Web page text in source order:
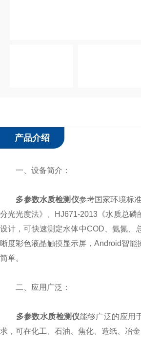
产品介绍
一、设备简介：
多参数水质检测仪参考国家环境标
分光光度法》、HJ671-2013《水质总
设计，可快速测定水体中COD、氨氮、
晰度彩色液晶触摸显示屏，Android智
简单。
二、应用广泛：
多参数水质检测仪能够广泛的应用
求，可在化工、石油、焦化、造纸、冶